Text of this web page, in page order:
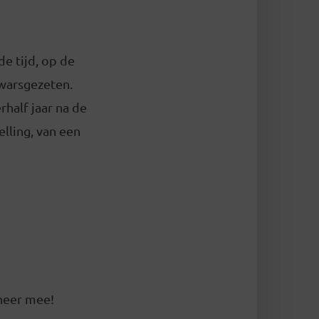
tijd, op de
jaar na de
van een
mee!